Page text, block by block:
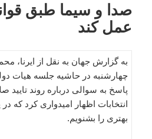
صدا و سیما طبق
عمل کند
به گزارش جهان به نقل از ایرنا،
چهارشنبه در حاشیه جلسه هیات
پاسخ به سوالی درباره روند تایید
انتخابات اظهار امیدواری کرد که در
بهتری را بشنویم.